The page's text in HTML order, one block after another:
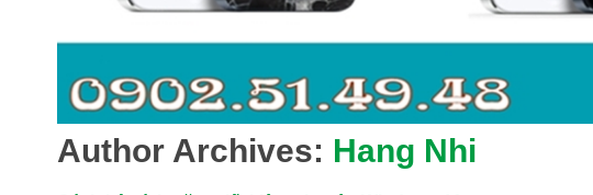
Author Archives: Hang Nhi